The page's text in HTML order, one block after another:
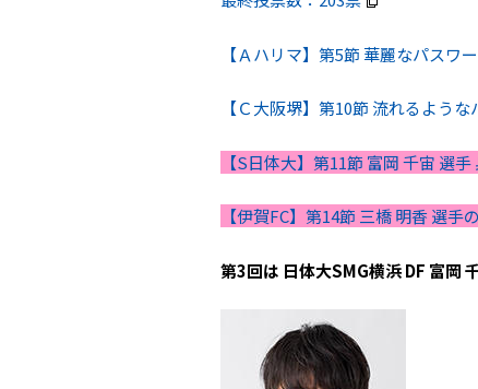
【Ａハリマ】 第5節 華麗なパスワ
【Ｃ大阪堺】 第10節 流れるよう
【S日体大】 第11節 富岡 千宙 選手
【伊賀FC】 第14節 三橋 明香 選手
第3回は 日体大SMG横浜 DF 富岡